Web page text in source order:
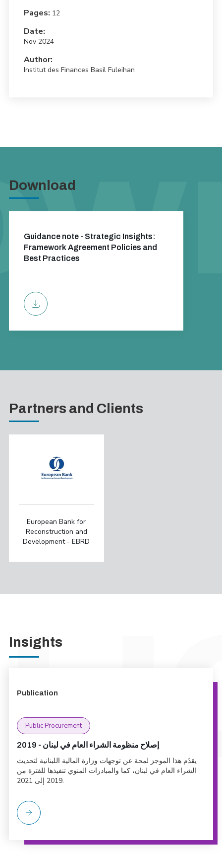
Pages: 12
Date:
Nov 2024
Author:
Institut des Finances Basil Fuleihan
Download
Guidance note - Strategic Insights:
Framework Agreement Policies and
Best Practices
Partners and Clients
European Bank for
Reconstruction and
Development - EBRD
Insights
Publication
Public Procurement
إصلاح منظومة الشراء العام في لبنان - 2019
يقدّم هذا الموجز لمحة عن توجهات وزارة المالية اللبنانية لتحديث
الشراء العام في لبنان، كما والمبادرات المنوي تنفيذها للفترة من
2019 إلى 2021.